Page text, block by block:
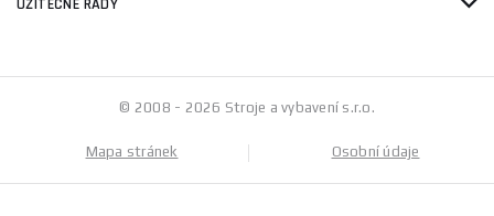
UŽITEČNÉ RADY
© 2008 - 2026 Stroje a vybavení s.r.o.
Mapa stránek Osobní údaje